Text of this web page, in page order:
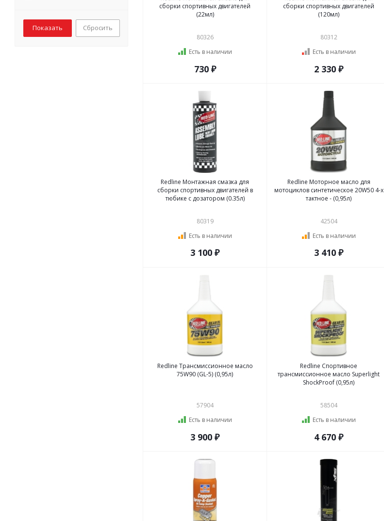
сборки спортивных двигателей
(22мл)
80326
Есть в наличии
730 ₽
сборки спортивных двигателей
(120мл)
80312
Есть в наличии
2 330 ₽
Redline Монтажная смазка для
сборки спортивных двигателей в
тюбике с дозатором (0.35л)
80319
Есть в наличии
3 100 ₽
Redline Моторное масло для
мотоциклов синтетическое 20W50 4-х
тактное - (0,95л)
42504
Есть в наличии
3 410 ₽
Redline Трансмиссионное масло
75W90 (GL-5) (0,95л)
57904
Есть в наличии
3 900 ₽
Redline Спортивное
трансмиссионное масло Superlight
ShockProof (0,95л)
58504
Есть в наличии
4 670 ₽
Сбросить